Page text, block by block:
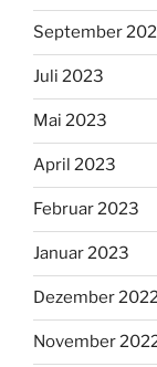
September
Juli 2023
Mai 2023
April 2023
Februar 2023
Januar 2023
Dezember
November